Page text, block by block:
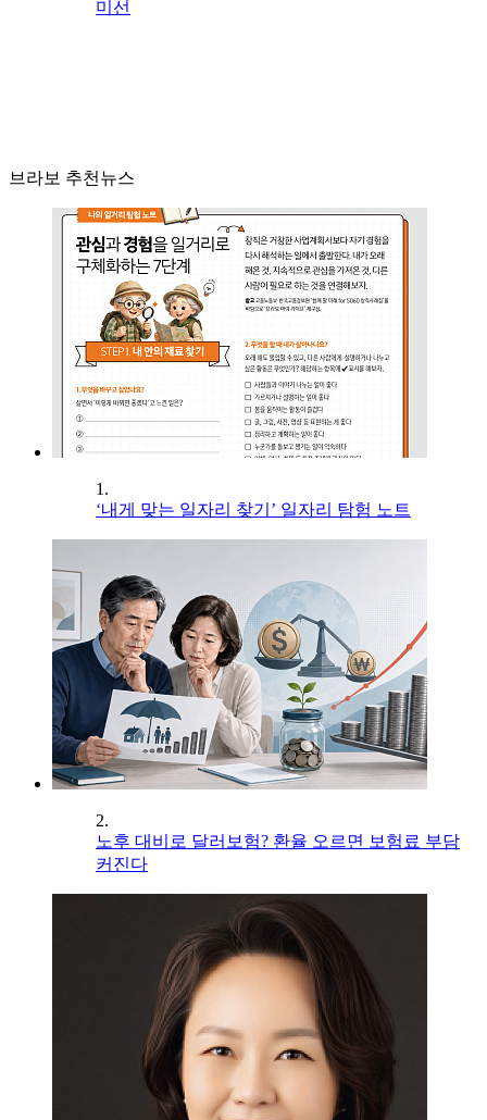
미선
브라보 추천뉴스
1.
‘내게 맞는 일자리 찾기’ 일자리 탐험 노트
2.
노후 대비로 달러보험? 환율 오르면 보험료 부담
커진다